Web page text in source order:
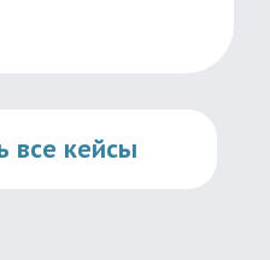
все кейсы